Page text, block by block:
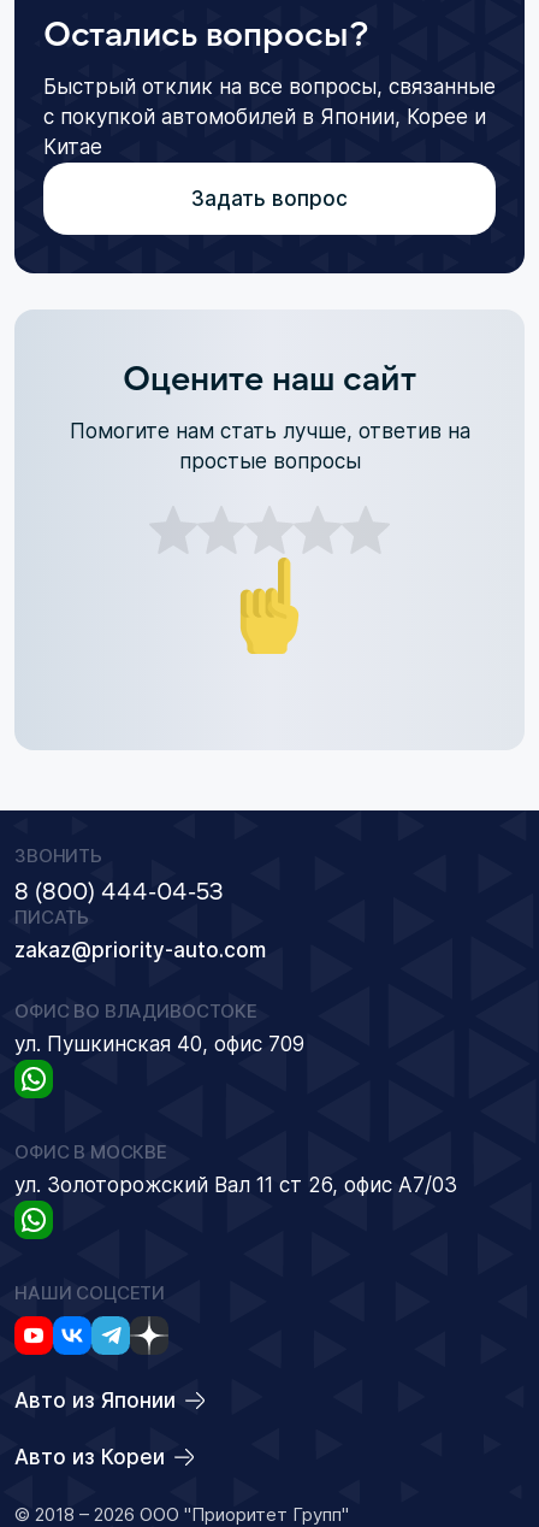
Остались вопросы?
Быстрый отклик на все вопросы, связанные
с покупкой автомобилей в Японии, Корее и
Китае
Задать вопрос
Оцените наш сайт
Помогите нам стать лучше, ответив на
простые вопросы
ЗВОНИТЬ
8 (800) 444-04-53
ПИСАТЬ
zakaz@priority-auto.com
ОФИС ВО ВЛАДИВОСТОКЕ
ул. Пушкинская 40, офис 709
ОФИС В МОСКВЕ
ул. Золоторожский Вал 11 ст 26, офис А7/03
НАШИ СОЦСЕТИ
Авто из Японии
Авто из Кореи
© 2018 – 2026 ООО "Приоритет Групп"